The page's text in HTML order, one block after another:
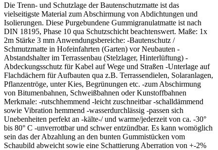
Die Trenn- und Schutzlage der Bautenschutzmatte ist das
vielseitigste Material zum Abschirmung von Abdichtungen und
Isolierungen. Diese Purgebundene Gummigranulatmatte ist nach
DIN 18195, Phase 10 qua Schutzschicht beachtenswert. Maße: 1x
2m Stärke 3 mm Anwendungsbereiche: -Bautenschutz /
Schmutzmatte in Hofeinfahrten (Garten) vor Neubauten -
Abstandshalter im Terrassenbau (Stelzlager, Hinterlüftung) -
Abdeckungsschutz für Kabel auf Wege und Straßen -Unterlage auf
Flachdächern für Aufbauten qua z.B. Terrassendielen, Solaranlagen,
Pflanzentröge, unter Kies, Begrünungen etc. -zum Abschirmung
von Bitumenbahnen, Schweißbahnen oder Kunstoffbahnen
Merkmale: -rutschhemmend -leicht zuschneitbar -schalldämmend
sowie Vibration hemmend -wasserdurchlässig -passen sich
Unebenheiten perfekt an -kälte-/ und warme/jederzeit von ca. -30°
bis 80° C -unverrottbar und schwer entzündbar. Es kann womöglich
sein das der Abzahlung an den bunten Gummistücken vom
Schaubild abweicht sowie eine Schattierung Aberration von +-2%